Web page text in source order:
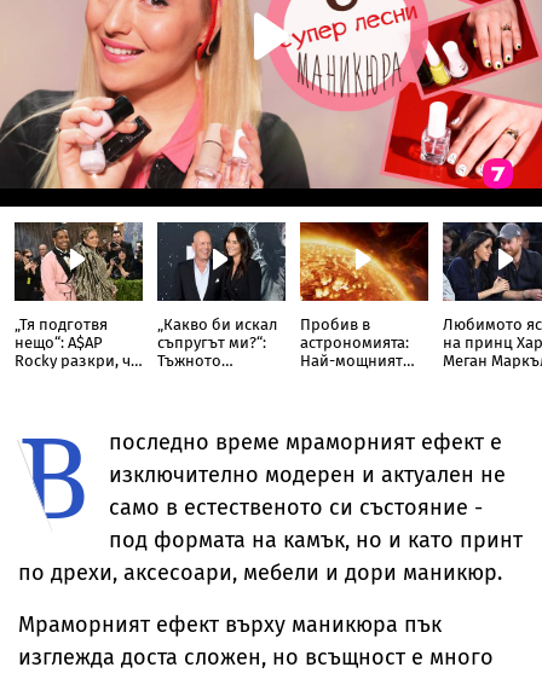
„Тя подготвя
нещо“: A$AP
Rocky разкри, че
„Какво би искал
съпругът ми?“:
Тъжното
Пробив в
астрономията:
Най-мощният
Любимото
на принц
Меган
В
последно време мраморният ефект е
изключително модерен и актуален не
само в естественото си състояние -
под формата на камък, но и като принт
по дрехи, аксесоари, мебели и дори маникюр.
Мраморният ефект върху маникюра пък
изглежда доста сложен, но всъщност е много